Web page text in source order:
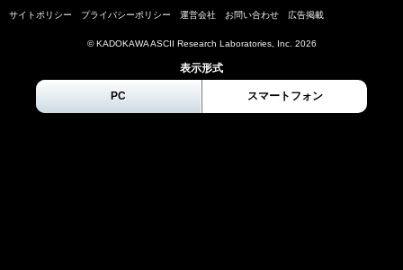
サイトポリシー プライバシーポリシー 運営会社 お問い合わせ 広告掲載
© KADOKAWA ASCII Research Laboratories, Inc. 2026
表示形式
PC スマートフォン